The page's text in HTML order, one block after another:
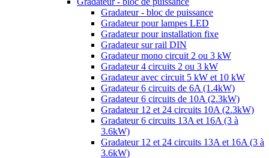
Gradateur - bloc de puissance
Gradateur pour lampes LED
Gradateur pour installation fixe
Gradateur sur rail DIN
Gradateur mono circuit 2 ou 3 kW
Gradateur 4 circuits 2 ou 3 kW
Gradateur avec circuit 5 kW et 10 kW
Gradateur 6 circuits de 6A (1.4kW)
Gradateur 6 circuits de 10A (2.3kW)
Gradateur 12 et 24 circuits 10A (2.3kW)
Gradateur 6 circuits 13A et 16A (3 à
3.6kW)
Gradateur 12 et 24 circuits 13A et 16A (3 à
3.6kW)